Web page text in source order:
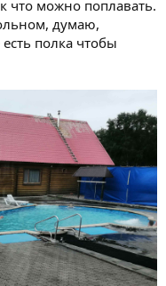
что можно поплавать.
думаю,
полка чтобы